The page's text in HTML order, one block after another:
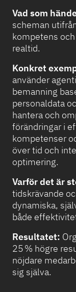
Vad som
scheman
kompetens
realtid.
Konkret
använder
bemanning
personaldata
hantera och
förändringar i
kompetenser
över tid och
optimering.
Varför det är
tidskrävande
dynamiska,
både
Resultatet:
25 % högre
nöjdare
sig själva.